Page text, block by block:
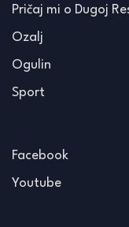
Pričaj mi o Dugoj
Ozalj
Ogulin
Sport
Facebook
Youtube